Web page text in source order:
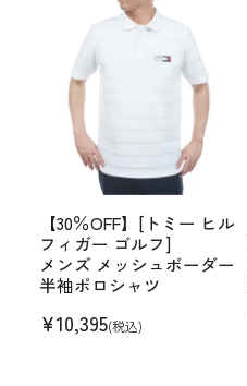
【30％OFF】[トミー ヒル
フィガー ゴルフ]
メンズ メッシュボーダー
半袖ポロシャツ
¥10,395(税込)